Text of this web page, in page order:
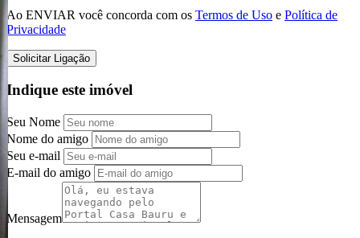
Ao ENVIAR você concorda com os Termos de Uso e Política de
Privacidade
Solicitar Ligação
Indique este imóvel
Seu Nome
Nome do amigo
Seu e-mail
E-mail do amigo
Mensagem